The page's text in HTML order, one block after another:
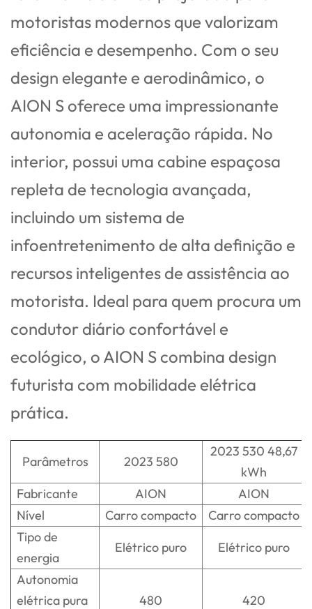
motoristas modernos que valorizam
eficiência e desempenho. Com o seu
design elegante e aerodinâmico, o
AION S oferece uma impressionante
autonomia e aceleração rápida. No
interior, possui uma cabine espaçosa
repleta de tecnologia avançada,
incluindo um sistema de
infoentretenimento de alta definição e
recursos inteligentes de assistência ao
motorista. Ideal para quem procura um
condutor diário confortável e
ecológico, o AION S combina design
futurista com mobilidade elétrica
prática.
Parâmetros 2023 580
2023 530 48,67
kWh
Fabricante
AION
AION
Nível
Carro compacto Carro compacto
Tipo de
energia
Elétrico puro
Elétrico puro
Autonomia
elétrica pura
480 420